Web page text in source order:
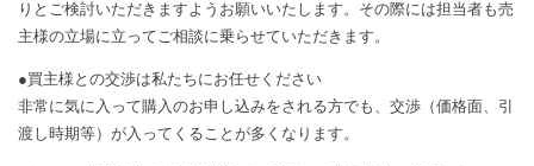
りとご検討いただきますようお願いいたします。その際には担当者も売
主様の立場に立ってご相談に乗らせていただきます。
●買主様との交渉は私たちにお任せください
非常に気に入って購入のお申し込みをされる方でも、交渉（価格面、引
渡し時期等）が入ってくることが多くなります。